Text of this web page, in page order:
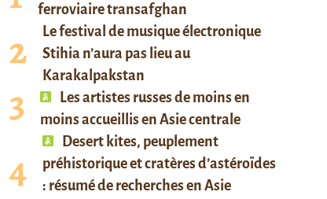
ferroviaire transafghan
Le festival de musique électronique
Stihia n’aura pas lieu au
Karakalpakstan
Les artistes russes de moins en
moins accueillis en Asie centrale
Desert kites, peuplement
préhistorique et cratères d’astéroïdes
: résumé de recherches en Asie